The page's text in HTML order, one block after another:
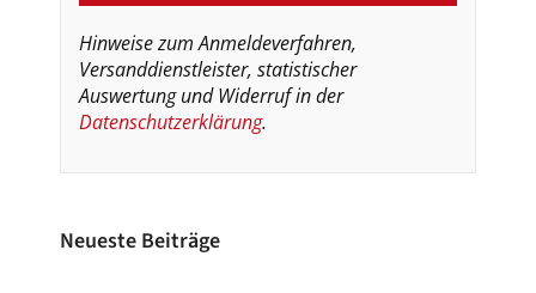
Hinweise zum Anmeldeverfahren,
Versanddienstleister, statistischer
Auswertung und Widerruf in der
Datenschutzerklärung.
Neueste Beiträge